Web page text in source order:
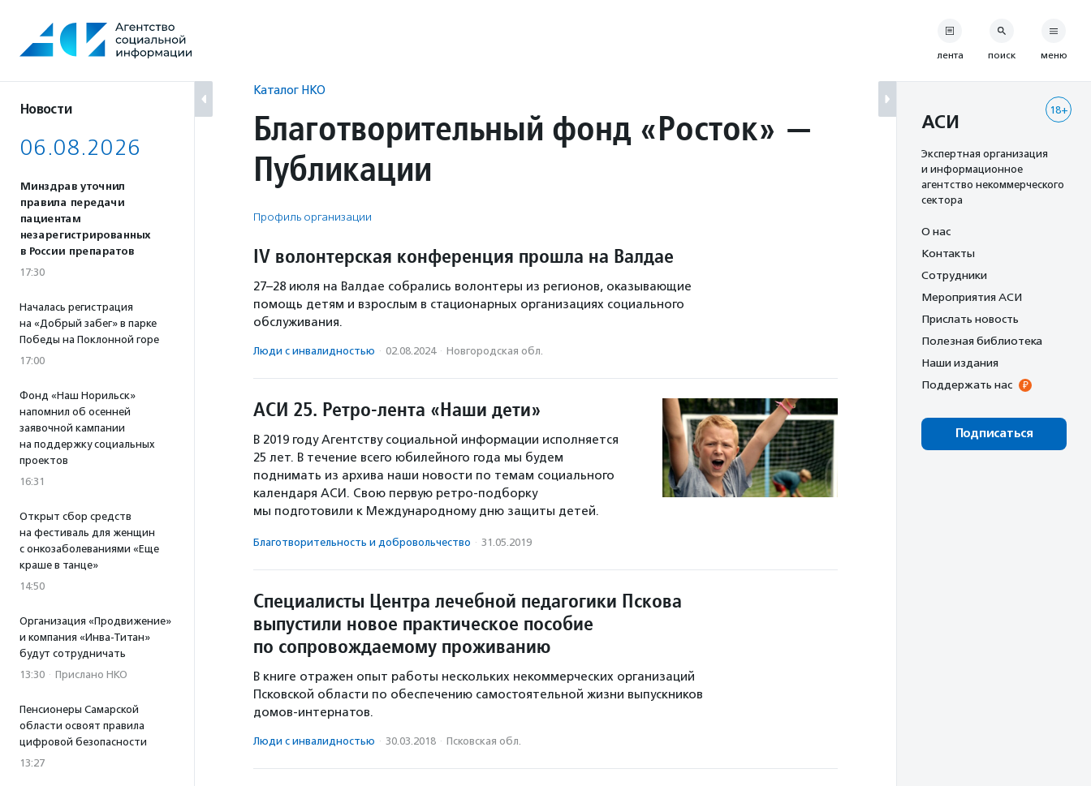
содержанию
Новости
06.08.2026
Минздрав уточнил
правила передачи
пациентам
незарегистрированных
в России препаратов
17:30
Началась регистрация
на «Добрый забег» в парке
Победы на Поклонной горе
17:00
Фонд «Наш Норильск»
напомнил об осенней
заявочной кампании
на поддержку социальных
проектов
16:31
Открыт сбор средств
на фестиваль для женщин
с онкозаболеваниями «Еще
краше в танце»
14:50
Организация «Продвижение»
и компания «Инва-Титан»
будут сотрудничать
13:30 · Прислано НКО
Пенсионеры Самарской
области освоят правила
цифровой безопасности
13:27
Каталог НКО
Благотворительный фонд «Росток» —
Публикации
Профиль организации
IV волонтерская конференция прошла на Валдае
27–28 июля на Валдае собрались волонтеры из регионов, оказывающие
помощь детям и взрослым в стационарных организациях социального
обслуживания.
Люди с инвалидностью · 02.08.2024 · Новгородская обл.
АСИ 25. Ретро-лента «Наши дети»
В 2019 году Агентству социальной информации исполняется
25 лет. В течение всего юбилейного года мы будем
поднимать из архива наши новости по темам социального
календаря АСИ. Свою первую ретро-подборку
мы подготовили к Международному дню защиты детей.
Благотвори­тель­ность и доброволь­чест­во · 31.05.2019
Специалисты Центра лечебной педагогики Пскова
выпустили новое практическое пособие
по сопровождаемому проживанию
В книге отражен опыт работы нескольких некоммерческих организаций
Псковской области по обеспечению самостоятельной жизни выпускников
домов-интернатов.
Люди с инвалидностью · 30.03.2018 · Псковская обл.
лента поиск меню
18+
АСИ
Экспертная организация
и информационное
агентство некоммерческого
сектора
О нас
Контакты
Сотрудники
Мероприятия АСИ
Прислать новость
Полезная библиотека
Наши издания
Поддержать нас
Подписаться